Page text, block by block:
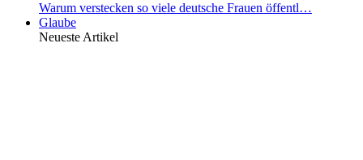
Warum verstecken so viele deutsche Frauen öffentl…
Glaube
Neueste Artikel